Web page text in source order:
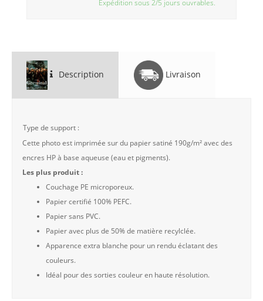
Expédition sous 2/5 jours ouvrables.
Description Livraison
Type de support :
Cette photo est imprimée sur du papier satiné 190g/m² avec des
encres HP à base aqueuse (eau et pigments).
Les plus produit :
Couchage PE microporeux.
Papier certifié 100% PEFC.
Papier sans PVC.
Papier avec plus de 50% de matière recylclée.
Apparence extra blanche pour un rendu éclatant des
couleurs.
Idéal pour des sorties couleur en haute résolution.